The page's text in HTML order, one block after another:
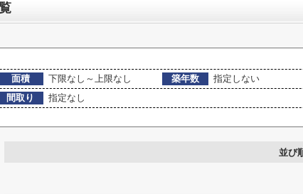
面積 下限なし～上限なし 築年数
指定しない
間取り
指定なし
並び